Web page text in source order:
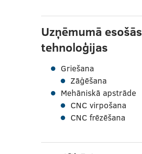
Uzņēmumā esošās
tehnoloģijas
Griešana
Zāģēšana
Mehāniskā apstrāde
CNC virpošana
CNC frēzēšana